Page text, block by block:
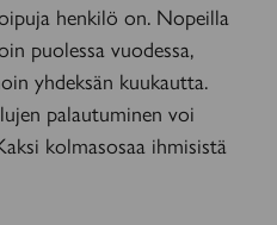
henkilö on. Nopeilla
puolessa vuodessa,
yhdeksän kuukautta.
palautuminen voi
kolmasosaa ihmisistä